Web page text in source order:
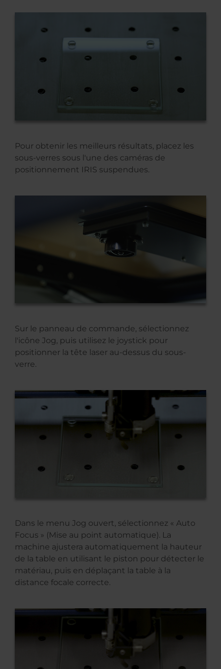
Pour obtenir les meilleurs résultats, placez les
sous-verres sous l'une des caméras de
positionnement IRIS suspendues.
Sur le panneau de commande, sélectionnez
l'icône Jog, puis utilisez le joystick pour
positionner la tête laser au-dessus du sous-
verre.
Dans le menu Jog ouvert, sélectionnez « Auto
Focus » (Mise au point automatique). La
machine ajustera automatiquement la hauteur
de la table en utilisant le piston pour détecter le
matériau, puis en déplaçant la table à la
distance focale correcte.